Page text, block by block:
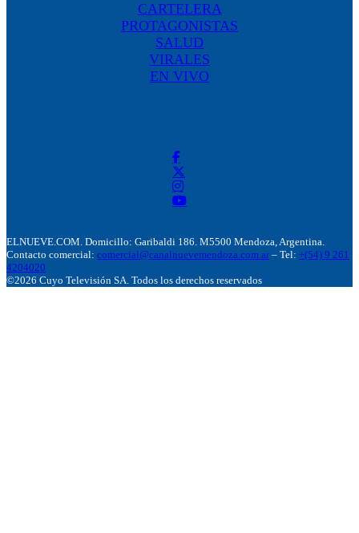
CARTELERA
PROTAGONISTAS
SALUD
VIRALES
EN VIVO
ELNUEVE.COM. Domicillo: Garibaldi 186. M5500 Mendoza, Argentina.
Contacto comercial: comercial@canalnuevemendoza.com.ar – Tel: +(54) 9 261
4204020
©2026 Cuyo Televisión SA. Todos los derechos reservados